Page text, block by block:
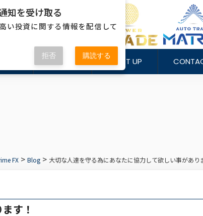
TRADER START UP
FX > Blog > 大切な人達を守る為にあなたに協力して欲しい事があり
す！
知を受け取る
い投資に関する情報を配信して
拒否 購読する